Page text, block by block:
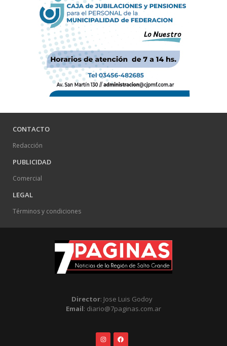
CONTACTO
Redacción
PUBLICIDAD
Comercial
LEGAL
Términos y condiciones
Director: Jose Luis Godoy
Email: diario@7paginas.com.ar